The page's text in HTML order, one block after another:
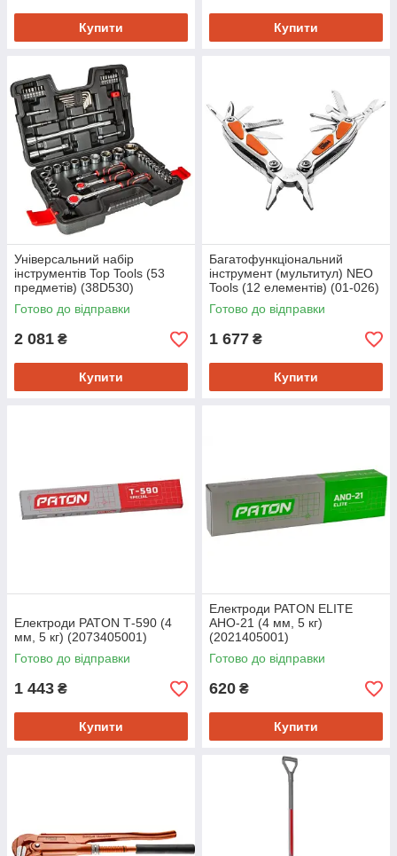
Купити Купити
Універсальний набір
інструментів Top Tools (53
предметів) (38D530)
Готово до відправки
2 081 ₴
Купити
Багатофункціональний
інструмент (мультитул) NEO
Tools (12 елементів) (01-026)
Готово до відправки
1 677 ₴
Купити
Електроди PATON Т-590 (4
мм, 5 кг) (2073405001)
Готово до відправки
1 443 ₴
Купити
Електроди PATON ELITE
АНО-21 (4 мм, 5 кг)
(2021405001)
Готово до відправки
620 ₴
Купити